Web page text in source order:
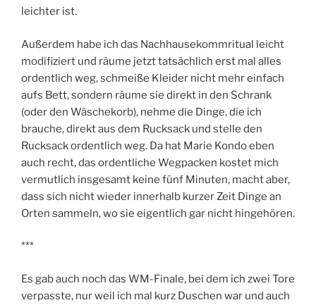
leichter ist.
Außerdem habe ich das Nachhausekommritual leicht
modifiziert und räume jetzt tatsächlich erst mal alles
ordentlich weg, schmeiße Kleider nicht mehr einfach
aufs Bett, sondern räume sie direkt in den Schrank
(oder den Wäschekorb), nehme die Dinge, die ich
brauche, direkt aus dem Rucksack und stelle den
Rucksack ordentlich weg. Da hat Marie Kondo eben
auch recht, das ordentliche Wegpacken kostet mich
vermutlich insgesamt keine fünf Minuten, macht aber,
dass sich nicht wieder innerhalb kurzer Zeit Dinge an
Orten sammeln, wo sie eigentlich gar nicht hingehören.
***
Es gab auch noch das WM-Finale, bei dem ich zwei Tore
verpasste, nur weil ich mal kurz Duschen war und auch